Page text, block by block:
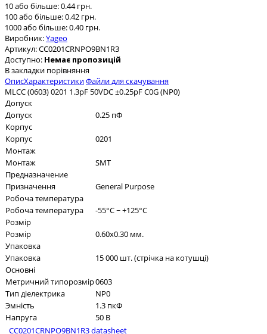
10 або більше: 0.44 грн.
100 або більше: 0.42 грн.
1000 або більше: 0.40 грн.
Виробник:Yageo
Артикул:CC0201CRNPO9BN1R3
Доступно: Немає пропозицій
В закладки порівняння
ОписХарактеристикиФайли для скачування
MLCC (0603) 0201 1.3pF 50VDC ±0.25pF C0G (NP0)
Допуск
Допуск
0.25 пФ
Корпус
Корпус
0201
Монтаж
Монтаж
SMT
Предназначение
Призначення
General Purpose
Робоча температура
Робоча температура
-55°C ~ +125°C
Розмір
Розмір
0.60x0.30 мм.
Упаковка
Упаковка
15 000 шт. (стрічка на котушці)
Основні
Метричний типорозмір0603
Тип діелектрика
NP0
Эмність
1.3 пкФ
Напруга
50 В
CC0201CRNPO9BN1R3 datasheet